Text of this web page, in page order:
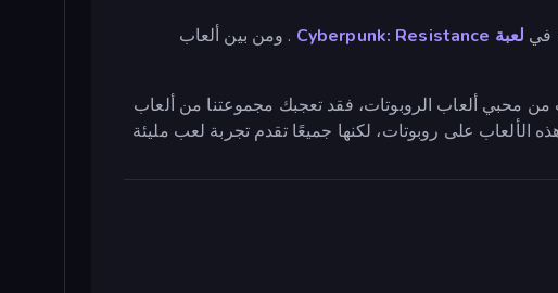
في لعبة Cyberpunk: Resistance
. ومن بين ألعاب
من محبي ألعاب الروبوتات، فقد تعجبك مجموعتنا من ألعاب
الألعاب على روبوتات، لكنها جميعًا تقدم تجربة لعب مليئة